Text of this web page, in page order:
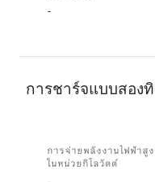
-
การชาร์จแบบสอง
ชาร์จ
แบบ
การจ่ายพลังงานไฟฟ้าสู
ในหน่วยกิโลวัตต์